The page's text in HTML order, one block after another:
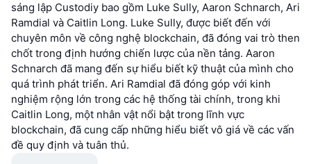
sáng lập Custodiy bao gồm Luke Sully, Aaron Schnarch, Ari
Ramdial và Caitlin Long. Luke Sully, được biết đến với
chuyên môn về công nghệ blockchain, đã đóng vai trò then
chốt trong định hướng chiến lược của nền tảng. Aaron
Schnarch đã mang đến sự hiểu biết kỹ thuật của mình cho
quá trình phát triển. Ari Ramdial đã đóng góp với kinh
nghiệm rộng lớn trong các hệ thống tài chính, trong khi
Caitlin Long, một nhân vật nổi bật trong lĩnh vực
blockchain, đã cung cấp những hiểu biết vô giá về các vấn
đề quy định và tuân thủ.